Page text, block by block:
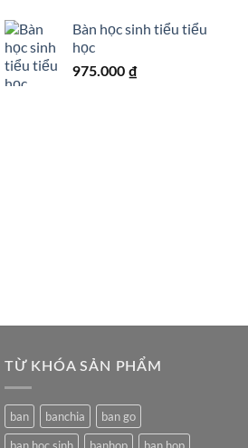
Bàn học sinh tiểu tiểu
học
975.000 ₫
TỪ KHÓA SẢN PHẨM
ban banchia
ban go